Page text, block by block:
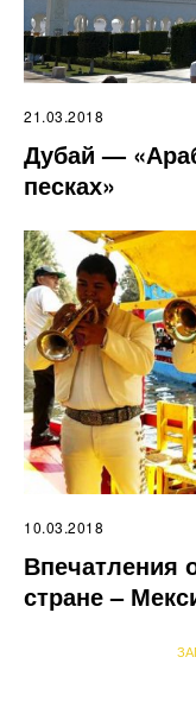
21.03.2018
Дубай —
песках»
10.03.2018
Впечатления
стране –